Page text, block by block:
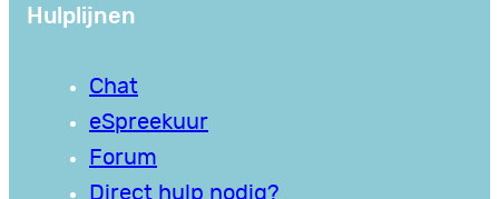
Hulplijnen
Chat
eSpreekuur
Forum
Direct hulp nodig?